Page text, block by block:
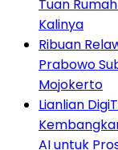
Tuan
Kalinya
Ribuan
Prabowo
Mojokerto
Lianlian
AI untuk